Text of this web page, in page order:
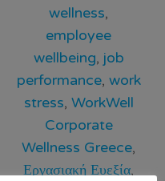
wellness,
employee
wellbeing, job
performance, work
stress, WorkWell
Corporate
Wellness Greece,
Εργασιακή Ευεξία,